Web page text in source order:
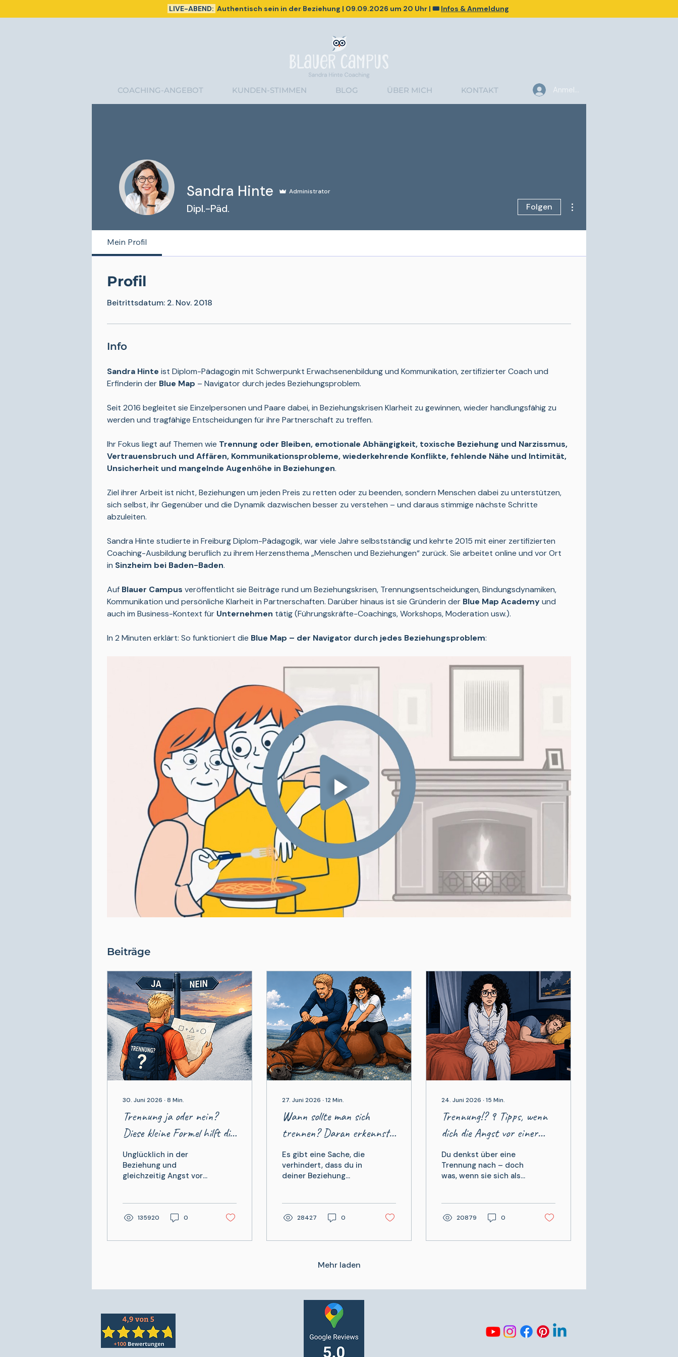
LIVE-ABEND: Authentisch sein in der Beziehung | 09.09.2026 um 20 Uhr | 🎟️ Infos & Anmeldung
COACHING-ANGEBOT KUNDEN-STIMMEN BLOG ÜBER MICH KONTAKT Anmelden
Sandra Hinte Administrator
Dipl.-Päd. Folgen
Mein Profil
Profil
Beitrittsdatum: 2. Nov. 2018
Info
Sandra Hinte ist Diplom-Pädagogin mit Schwerpunkt Erwachsenenbildung und Kommunikation, zertifizierter Coach und
Erfinderin der Blue Map – Navigator durch jedes Beziehungsproblem.
Seit 2016 begleitet sie Einzelpersonen und Paare dabei, in Beziehungskrisen Klarheit zu gewinnen, wieder handlungsfähig zu
werden und tragfähige Entscheidungen für ihre Partnerschaft zu treffen.
Ihr Fokus liegt auf Themen wie Trennung oder Bleiben, emotionale Abhängigkeit, toxische Beziehung und Narzissmus,
Vertrauensbruch und Affären, Kommunikationsprobleme, wiederkehrende Konflikte, fehlende Nähe und Intimität,
Unsicherheit und mangelnde Augenhöhe in Beziehungen.
Ziel ihrer Arbeit ist nicht, Beziehungen um jeden Preis zu retten oder zu beenden, sondern Menschen dabei zu unterstützen,
sich selbst, ihr Gegenüber und die Dynamik dazwischen besser zu verstehen – und daraus stimmige nächste Schritte
abzuleiten.
Sandra Hinte studierte in Freiburg Diplom-Pädagogik, war viele Jahre selbstständig und kehrte 2015 mit einer zertifizierten
Coaching-Ausbildung beruflich zu ihrem Herzensthema „Menschen und Beziehungen“ zurück. Sie arbeitet online und vor Ort
in Sinzheim bei Baden-Baden.
Auf Blauer Campus veröffentlicht sie Beiträge rund um Beziehungskrisen, Trennungsentscheidungen, Bindungsdynamiken,
Kommunikation und persönliche Klarheit in Partnerschaften. Darüber hinaus ist sie Gründerin der Blue Map Academy und
auch im Business-Kontext für Unternehmen tätig (Führungskräfte-Coachings, Workshops, Moderation usw.).
In 2 Minuten erklärt: So funktioniert die Blue Map – der Navigator durch jedes Beziehungsproblem:
Beiträge
30. Juni 2026 ∙8 Min.
Trennung ja oder nein?
Diese kleine Formel hilft dir
bei der Entscheidung
Unglücklich in der
Beziehung und
gleichzeitig Angst vor
weiterhilft.
135920 0
27. Juni 2026 ∙12Min.
Wann sollte man sich
trennen? Daran erkennst
du, dass es Zeit zu gehen
ist
Es gibt eine Sache, die
verhindert, dass du in
deiner Beziehung
28427 0
24. Juni 2026 ∙15 Min.
Trennung!? 9 Tipps, wenn
dich die Angst vor einer
falschen Entscheidung
lähmt
Du denkst über eine
Trennung nach – doch
was, wenn sie sich als
bereust ...
20879 0
Mehr laden